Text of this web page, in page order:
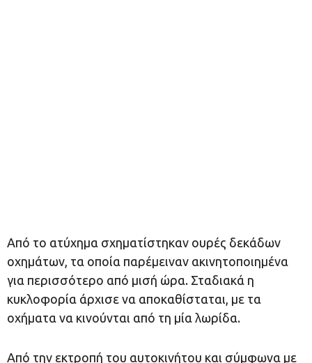
Από το ατύχημα σχηματίστηκαν ουρές δεκάδων
οχημάτων, τα οποία παρέμειναν ακινητοποιημένα
για περισσότερο από μισή ώρα. Σταδιακά η
κυκλοφορία άρχισε να αποκαθίσταται, με τα
οχήματα να κινούνται από τη μία λωρίδα.
Από την εκτροπή του αυτοκινήτου και σύμφωνα με